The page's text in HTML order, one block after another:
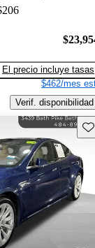
El precio incluye tasas
$462/mes
Verif. disponibilidad